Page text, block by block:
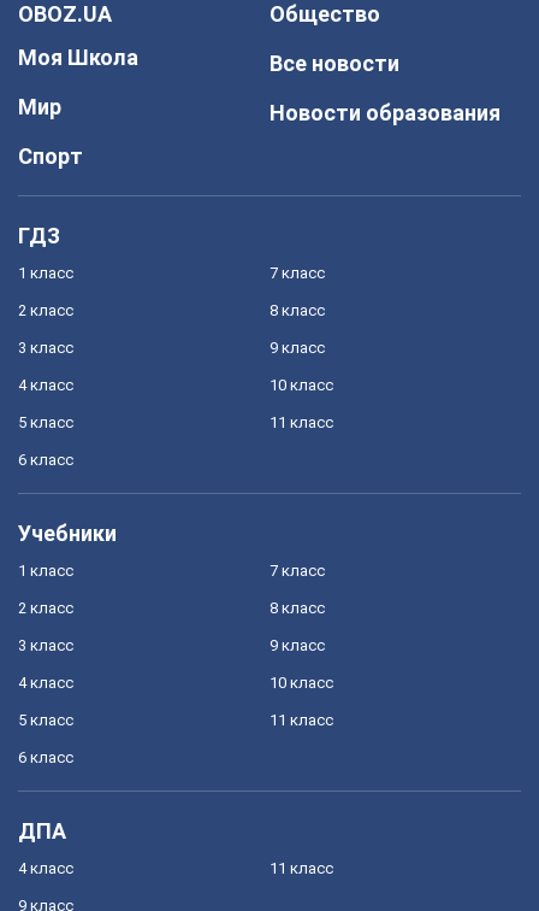
OBOZ.UA
Моя Школа
Мир
Спорт
Общество
Все новости
Новости образования
ГДЗ
1 класс
2 класс
3 класс
4 класс
5 класс
6 класс
7 класс
8 класс
9 класс
10 класс
11 класс
Учебники
1 класс
2 класс
3 класс
4 класс
5 класс
6 класс
7 класс
8 класс
9 класс
10 класс
11 класс
ДПА
4 класс
9 класс
11 класс